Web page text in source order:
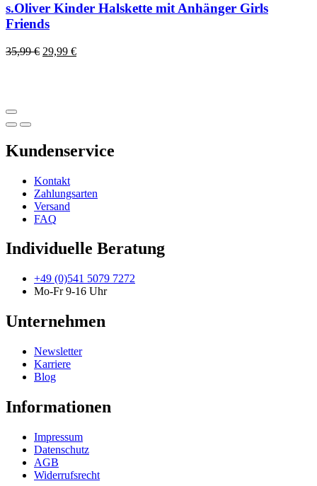
s.Oliver Kinder Halskette mit Anhänger Girls
Friends
35,99€ 29,99 €
Kundenservice
Kontakt
Zahlungsarten
Versand
FAQ
Individuelle Beratung
+49 (0)541 5079 7272
Mo-Fr 9-16 Uhr
Unternehmen
Newsletter
Karriere
Blog
Informationen
Impressum
Datenschutz
AGB
Widerrufsrecht